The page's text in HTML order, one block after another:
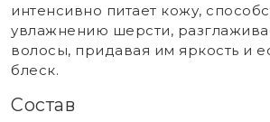
интенсивно питает кожу,
увлажнению шерсти,
волосы, придавая им яркость и
блеск.
Состав